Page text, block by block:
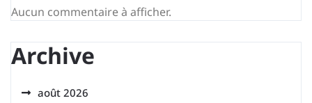
Aucun commentaire à afficher.
Archive
août 2026